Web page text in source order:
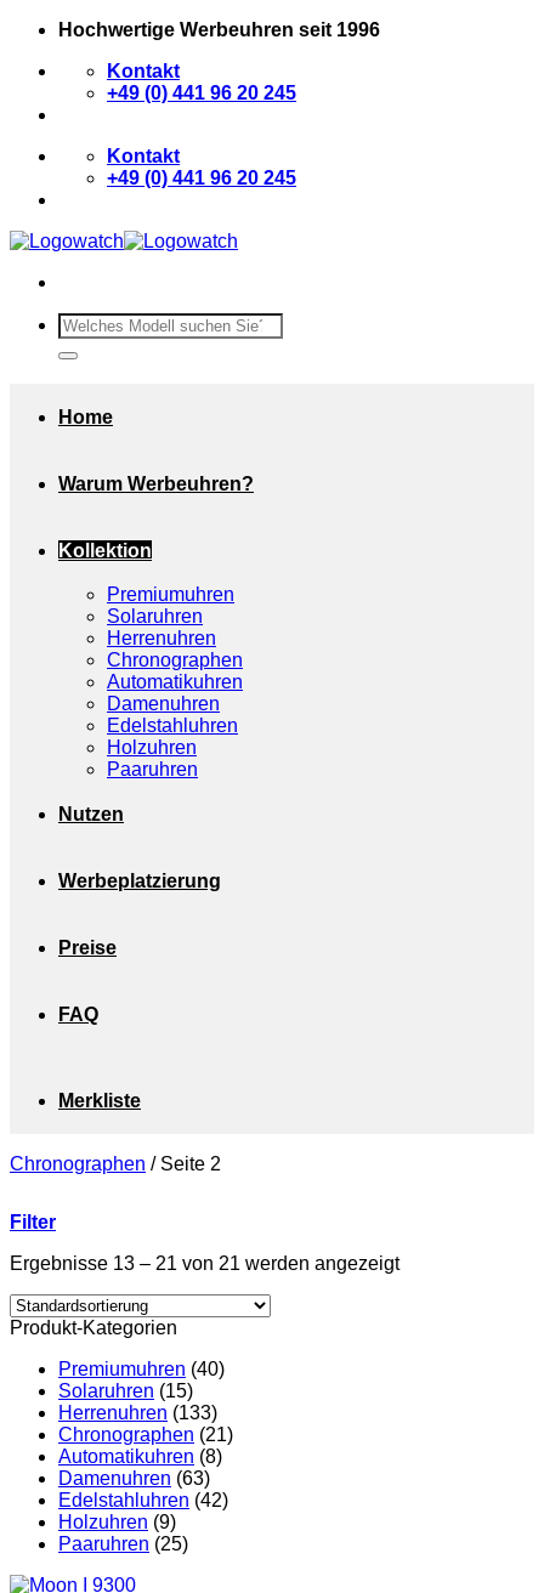
Zum
springen
Hochwertige Werbeuhren seit 1996
Kontakt
+49 (0) 441 96 20 245
Kontakt
+49 (0) 441 96 20 245
Suchen
nach:
Home
Warum Werbeuhren?
Kollektion
Premiumuhren
Solaruhren
Herrenuhren
Chronographen
Automatikuhren
Damenuhren
Edelstahluhren
Holzuhren
Paaruhren
Nutzen
Werbeplatzierung
Preise
FAQ
Merkliste
Chronographen /Seite 2
Filter
Ergebnisse 13 – 21 von 21 werden angezeigt
Produkt-Kategorien
Premiumuhren (40)
Solaruhren (15)
Herrenuhren (133)
Chronographen (21)
Automatikuhren (8)
Damenuhren (63)
Edelstahluhren (42)
Holzuhren (9)
Paaruhren (25)